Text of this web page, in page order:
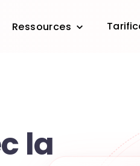
Ressources
la